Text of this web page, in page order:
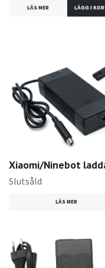
LÄS MER
Xiaomi/Ninebot
Slutsåld
LÄS MER